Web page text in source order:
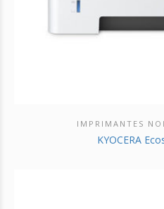
DÉCOUVRIR
IMPRIMANTES
KYOCERA